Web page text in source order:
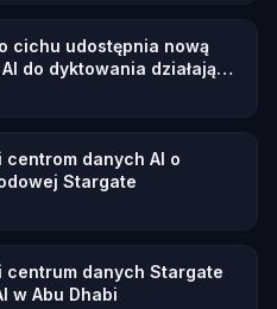
cichu udostępnia nową
do dyktowania działającą
centrom danych AI o
Stargate
centrum danych Stargate
w Abu Dhabi